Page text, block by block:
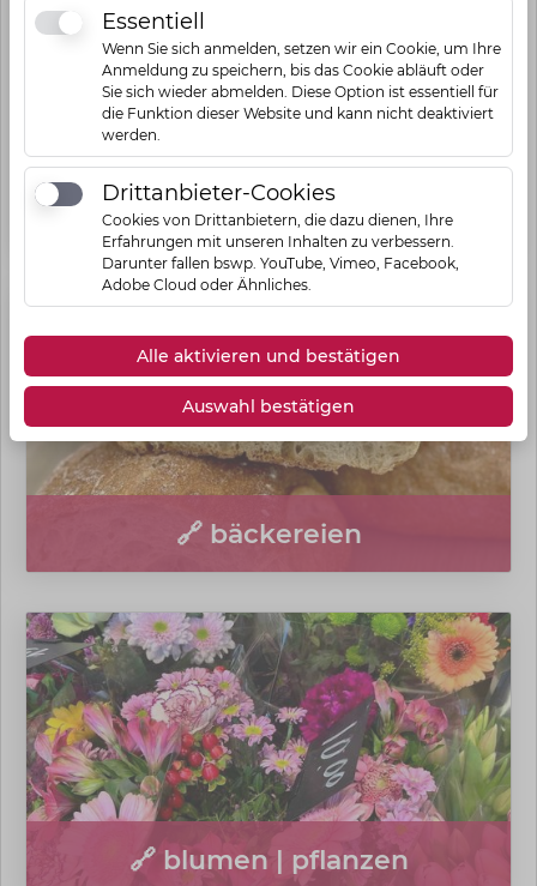
🔗 augenoptik
🔗 bäckereien
🔗 blumen | pflanzen
EssentiellEssentiell
Wenn Sie sich anmelden, setzen wir ein Cookie, um Ihre
Anmeldung zu speichern, bis das Cookie abläuft oder
Sie sich wieder abmelden. Diese Option ist essentiell für
die Funktion dieser Website und kann nicht deaktiviert
werden.
Drittanbieter-Cookies
Drittanbieter-Cookies
Cookies von Drittanbietern, die dazu dienen, Ihre
Erfahrungen mit unseren Inhalten zu verbessern.
Darunter fallen bswp. YouTube, Vimeo, Facebook,
Adobe Cloud oder Ähnliches.
Alle aktivieren und bestätigen
Auswahl bestätigen